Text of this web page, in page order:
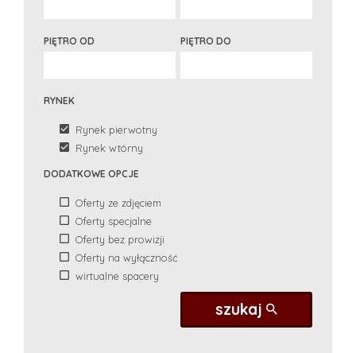
PIĘTRO OD PIĘTRO DO
RYNEK
Rynek pierwotny
Rynek wtórny
DODATKOWE OPCJE
Oferty ze zdjęciem
Oferty specjalne
Oferty bez prowizji
Oferty na wyłączność
wirtualne spacery
szukaj